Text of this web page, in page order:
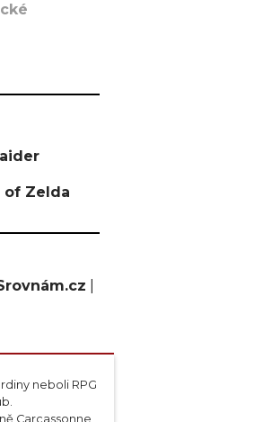
of Zelda
neboli RPG
Carcassonne,